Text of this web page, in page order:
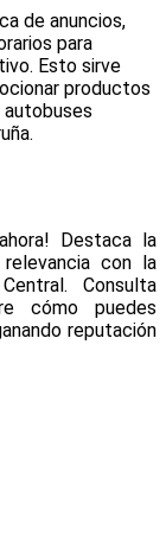
de anuncios,
para
Esto sirve
productos
Destaca la
con la
Consulta
cómo puedes
reputación